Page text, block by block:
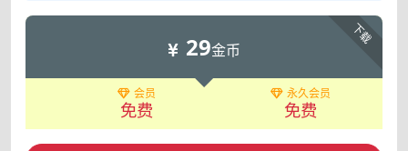
下载
29金币
会员
免费
永久会员
免费